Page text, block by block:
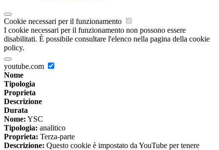
Cookie necessari per il funzionamento
I cookie necessari per il funzionamento non possono essere
disabilitati. È possibile consultare l'elenco nella pagina della cookie
policy.
youtube.com
Nome
Tipologia
Proprieta
Descrizione
Durata
Nome: YSC
Tipologia: analitico
Proprieta: Terza-parte
Descrizione: Questo cookie è impostato da YouTube per tenere